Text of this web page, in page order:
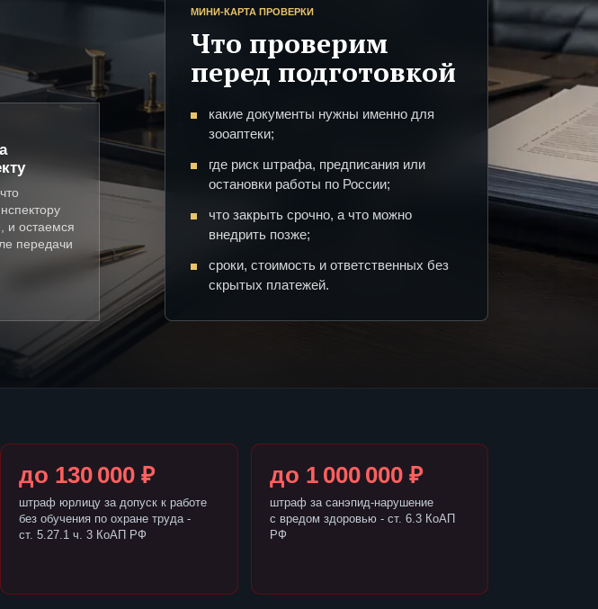
и остаемся
передачи
МИНИ-КАРТА ПРОВЕРКИ
Что проверим
перед подготовкой
какие документы нужны именно для
зооаптеки;
где риск штрафа, предписания или
остановки работы по России;
что закрыть срочно, а что можно
внедрить позже;
сроки, стоимость и ответственных без
скрытых платежей.
до 130 000 ₽
штраф юрлицу за допуск к работе
без обучения по охране труда -
ст. 5.27.1 ч. 3 КоАП РФ
до 1 000 000 ₽
штраф за санэпид-нарушение
с вредом здоровью - ст. 6.3 КоАП
РФ